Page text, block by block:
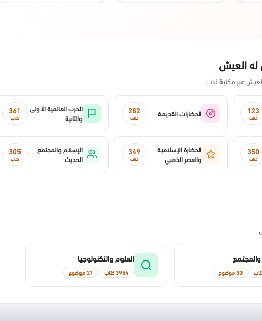
العيش
عبر مكتبة لباب
123
كتاب الحضارات القديمة 282
كتاب
الحرب العالمية الأولى
والثانية
361
كتاب
350
كتاب
الحضارة الإسلامية
والعصر الذهبي
349
كتاب
الإسلام والمجتمع
الحديث
305
كتاب
والمجتمع
30 موضوع
العلوم والتكنولوجيا
3954 كتاب 27 موضوع